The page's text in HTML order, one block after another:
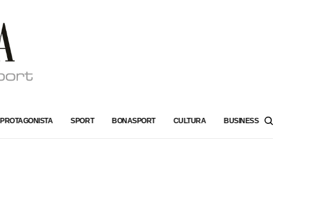
PROTAGONISTA SPORT BONASPORT CULTURA BUSINESS